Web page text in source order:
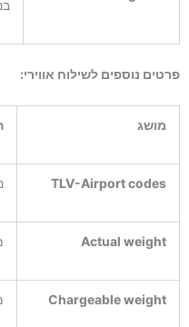
פרטים נוספים לשילוח אווירי:
מושג
TLV-Airport codes
Actual weight
Chargeable weight